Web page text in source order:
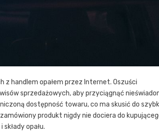
handlem opałem przez Internet. Oszuści
sprzedażowych, aby przyciągnąć
dostępność towaru, co ma skusić do
produkt nigdy nie dociera do
opału.